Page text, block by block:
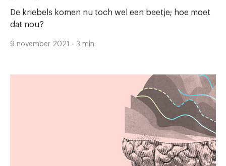
De kriebels komen nu toch wel een beetje; hoe moet
dat nou?
9 november 2021 - 3 min.